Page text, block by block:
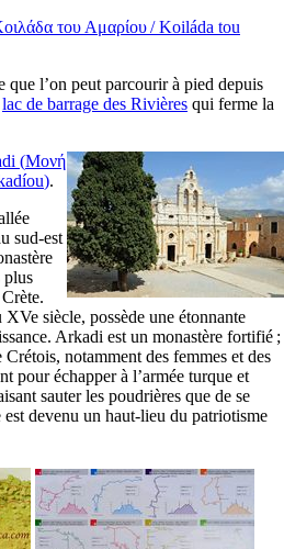
του Αμαρίου/Koiláda tou
que l’on peut parcourir à pied depuis
lac de barrage des Rivières qui ferme la
(Μονή
).
sud-est
plus
XVe siècle, possède une étonnante
Arkadi est un monastère fortifié ;
notamment des femmes et des
pour échapper à l’armée turque et
sauter les poudrières que de se
est devenu un haut-lieu du patriotisme